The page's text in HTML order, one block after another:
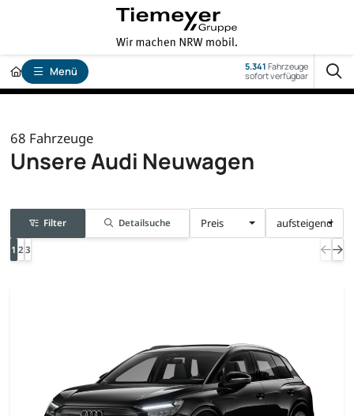
Menü 5.341 Fahrzeuge
sofort verfügbar
68 Fahrzeuge
Unsere Audi Neuwagen
Filter Detailsuche Preis aufsteigend
1 2 3